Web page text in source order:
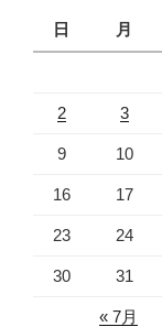
日
月
2 3
9 10
16 17
23 24
30 31
« 7月